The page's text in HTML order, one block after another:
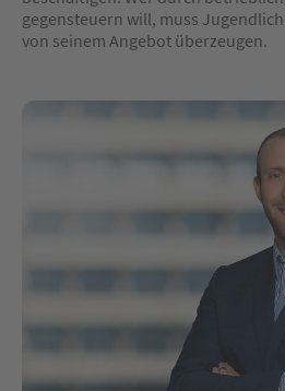
gegensteuern will, muss
von seinem Angebot überzeugen.